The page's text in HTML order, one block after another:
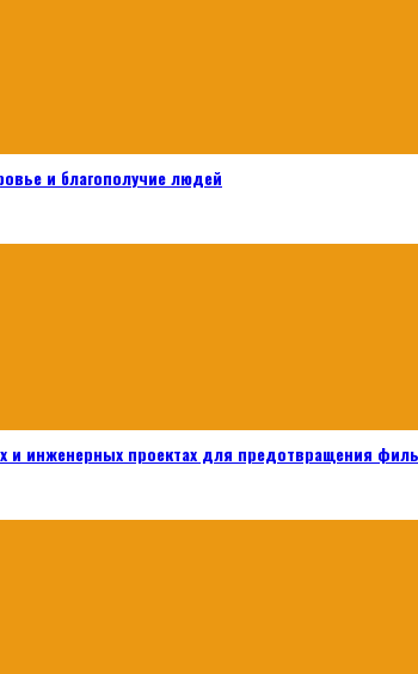
и благополучие людей
и инженерных проектах для предотвращения